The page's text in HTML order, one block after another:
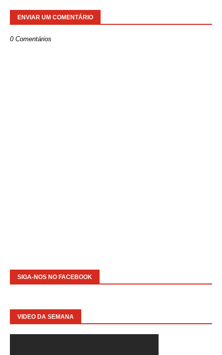
ENVIAR UM COMENTÁRIO
0 Comentários
SIGA-NOS NO FACEBOOK
VIDEO DA SEMANA